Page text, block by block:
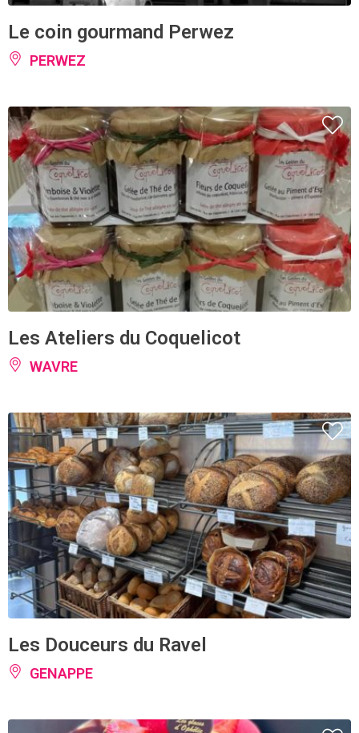
Le coin gourmand Perwez
PERWEZ
Les Ateliers du Coquelicot
WAVRE
Les Douceurs du Ravel
GENAPPE